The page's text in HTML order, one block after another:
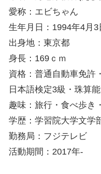
愛称：エビちゃん
生年月日：1994年4月3
出身地：東京都
身長：169ｃｍ
資格：普通自動車免許
日本語検定3級・珠算
趣味：旅行・食べ歩き
学歴：学習院大学文学
勤務局：フジテレビ
活動期間：2017年-